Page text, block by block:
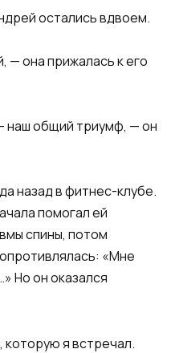
остались вдвоем.​
— она прижалась к его
наш общий триумф, — он
назад в фитнес-клубе.
помогал ей
спины, потом
«Мне
Но он оказался
я встречал.